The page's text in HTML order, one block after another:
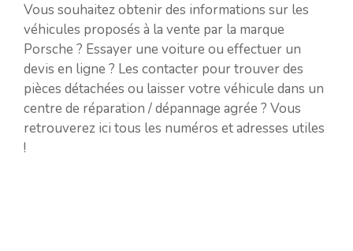
Vous souhaitez obtenir des informations sur les
véhicules proposés à la vente par la marque
Porsche ? Essayer une voiture ou effectuer un
devis en ligne ? Les contacter pour trouver des
pièces détachées ou laisser votre véhicule dans un
centre de réparation / dépannage agrée ? Vous
retrouverez ici tous les numéros et adresses utiles
!